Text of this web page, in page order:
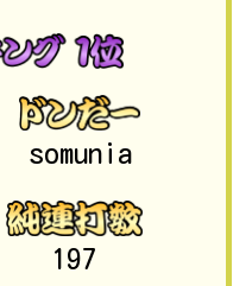
somunia
197